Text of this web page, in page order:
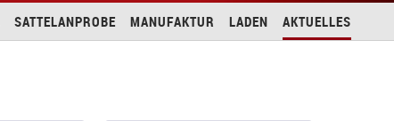
AKTUELLES
LADEN
MANUFAKTUR
SATTELANPROBE